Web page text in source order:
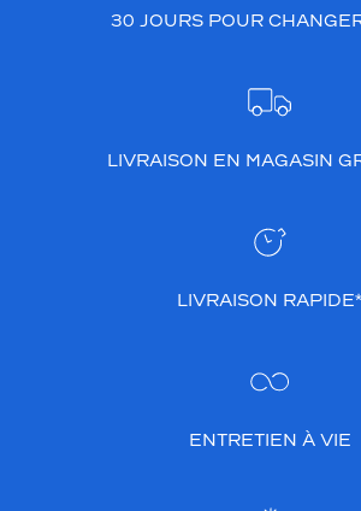
30 JOURS POUR
LIVRAISON EN MAGASIN
LIVRAISON RAPIDE*
ENTRETIEN À VIE